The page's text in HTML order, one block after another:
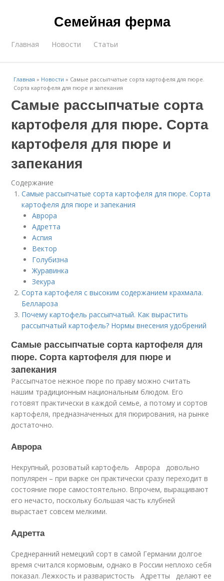
Семейная ферма
Главная Новости Статьи
Главная » Новости » Самые рассыпчатые сорта картофеля для пюре.
Сорта картофеля для пюре и запекания
Самые рассыпчатые сорта
картофеля для пюре. Сорта
картофеля для пюре и
запекания
Содержание
Самые рассыпчатые сорта картофеля для пюре. Сорта
картофеля для пюре и запекания
Аврора
Адретта
Аспия
Вектор
Голубизна
Журавинка
Зекура
Сорта картофеля с высоким содержанием крахмала.
Беллароза
Почему картофель рассыпчатый. Как вырастить
рассыпчатый картофель? Нормы внесения удобрений
Самые рассыпчатые сорта картофеля для
пюре. Сорта картофеля для пюре и
запекания
Рассыпчатое нежное пюре по праву можно считать
нашим традиционным национальным блюдом. Его
готовят практически в каждой семье, а потому и сортов
картофеля, предназначенных для пюрирования, на рынке
достаточно.
Аврора
Некрупный, розоватый картофель Аврора довольно
популярен – при варке он практически сразу переходит в
состояние пюре самостоятельно. Впрочем, выращивают
его нечасто, поскольку большая часть клубней
вырастает совсем мелкими.
Адретта
Среднеранний немецкий сорт в самой Германии долгое
время считался кормовым, однако в России неплохо себя
показал. Лежкость и разваристость Адретты делают ее